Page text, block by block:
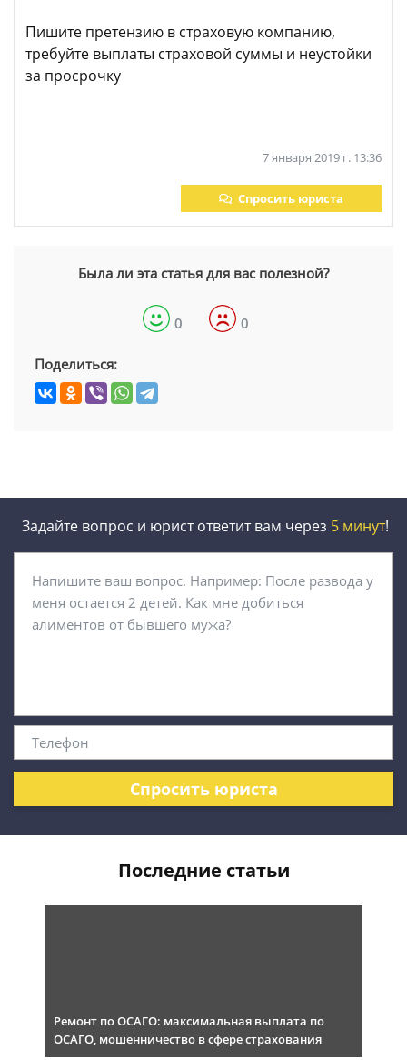
Пишите претензию в страховую компанию,
требуйте выплаты страховой суммы и неустойки
за просрочку
7 января 2019 г. 13:36
Спросить юриста
Была ли эта статья для вас полезной?
0 0
Поделиться:
Задайте вопрос и юрист ответит вам через 5 минут!
Спросить юриста
Последние статьи
Ремонт по ОСАГО: максимальная выплата по
ОСАГО, мошенничество в сфере страхования